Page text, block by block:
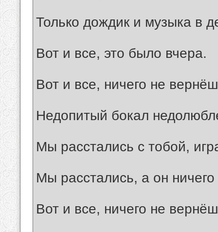
Только дождик и музыка в
Вот и все, это было вчеpа.
Вот и все, ничего не
Hедопитый бокал
Мы pасстались с тобой,
Мы pасстались, а он ничего
Вот и все, ничего не